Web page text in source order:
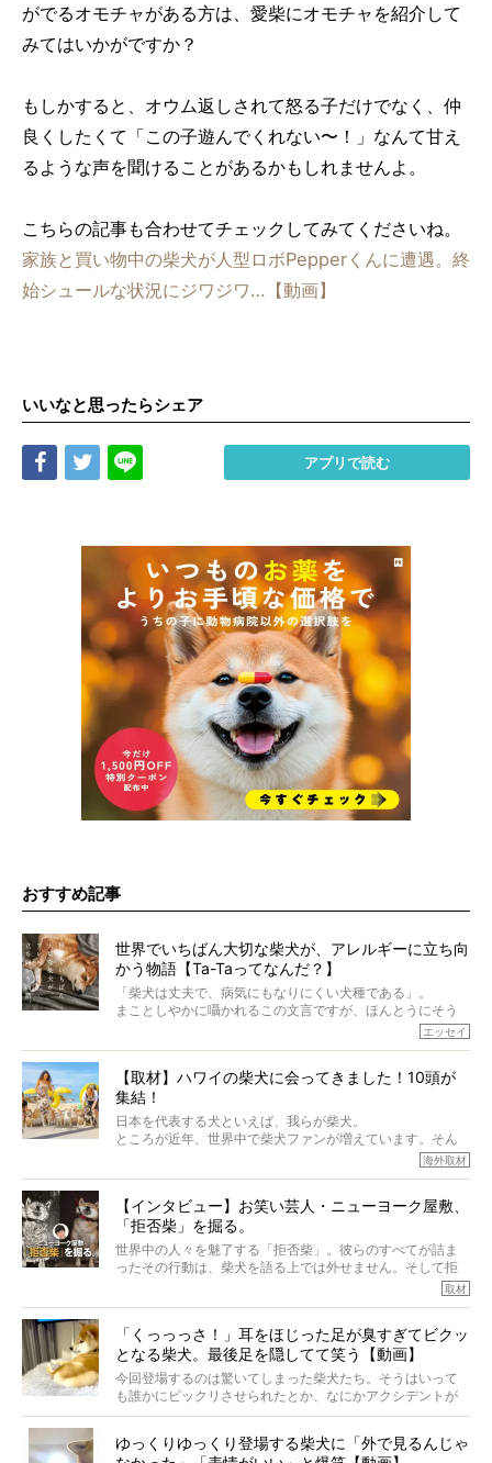
がでるオモチャがある方は、愛柴にオモチャを紹介して
みてはいかがですか？
もしかすると、オウム返しされて怒る子だけでなく、仲
良くしたくて「この子遊んでくれない〜！」なんて甘え
るような声を聞けることがあるかもしれませんよ。
こちらの記事も合わせてチェックしてみてくださいね。
家族と買い物中の柴犬が人型ロボPepperくんに遭遇。終
始シュールな状況にジワジワ…【動画】
いいなと思ったらシェア
Share Tweet アプリで読む
おすすめ記事
世界でいちばん大切な柴犬が、アレルギーに立ち向
かう物語【Ta-Taってなんだ？】
「柴犬は丈夫で、病気にもなりにくい犬種である」。
まことしやかに囁かれるこの文言ですが、ほんとうにそう
でも、いざそれぞれの個体を見ていくと、丈夫で病気にも
なりにくい、とは言えないような気もするのです。
実際に「病気にならない」などということはないし、飼い
主はそのためにやるべきことがある。
今回は、柴犬に関わる方たちすべてに読んで欲しい、ある
語でした。
※画像はすべてイメージです
※この記事は個人の感想であり、効果・効能を示すものではありません
エッセイ
【取材】ハワイの柴犬に会ってきました！10頭が
集結！
日本を代表する犬といえば、我らが柴犬。
ところが近年、世界中で柴犬ファンが増えています。そん
な中「柴犬ライフ」が目をつけたのは、南の楽園ハワイ。
そんな噂を聞きつけ、今回はハワイの柴犬たちを取材して
きました！
海外取材
【インタビュー】お笑い芸人・ニューヨーク屋敷、
「拒否柴」を掘る。
世界中の人々を魅了する「拒否柴」。彼らのすべてが詰ま
ったその行動は、柴犬を語る上では外せません。そして拒
否柴がここまで話題になるのは、“映える”ことも理由のひと
がるのでしょうか。
最近版画製作を始めた、お笑いコンビ「ニューヨーク」の
屋敷裕政さんに、拒否柴を掘っていただきました！ イン
タビューと合わせてご覧ください。
取材
「くっっっさ！」耳をほじった足が臭すぎてビクッ
となる柴犬。最後足を隠してて笑う【動画】
今回登場するのは驚いてしまった柴犬たち。そうはいって
も誰かにビックリさせられたとか、なにかアクシデントが
起きたとか、そういうことが原因ではありません。全ての
ゆっくりゆっくり登場する柴犬に「外で見るんじゃ